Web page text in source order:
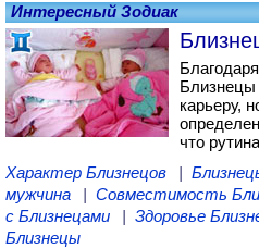
Интересный Зодиак
карьеру,
что
Характер Близнецов
|
мужчина
| Совместимость
с Близнецами
| Здоровье
Близнецы